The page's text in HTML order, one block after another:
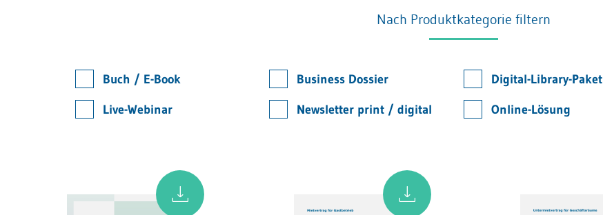
Nach Produktkategorie filtern
Buch / E-Book Business Dossier Digital-Library-Paket
Live-Webinar
Newsletter print / digital Online-Lösung